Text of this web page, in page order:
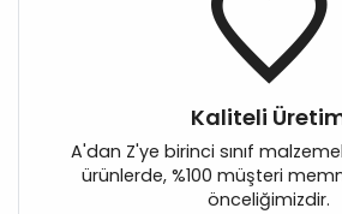
Kaliteli
A'dan Z'ye birinci sınıf
ürünlerde, %100 müşteri
önceliğimizdir.